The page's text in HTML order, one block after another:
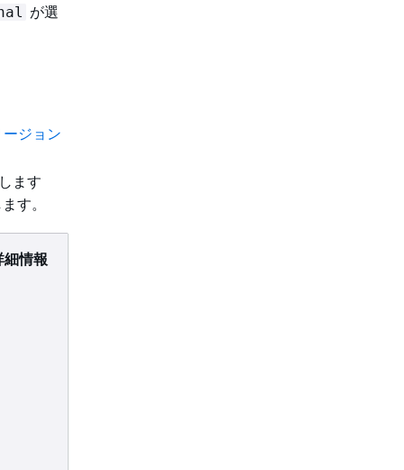
が選
ージョン
ます
す。
細情報